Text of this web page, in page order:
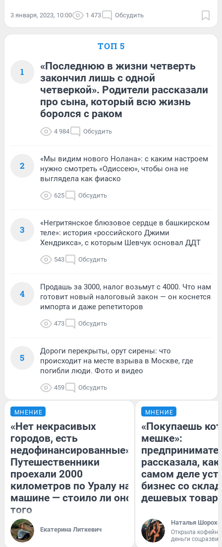
3 января, 2023, 10:00 1 473 Обсудить
ТОП 5
1
«Последнюю в жизни четверть
закончил лишь с одной
четверкой». Родители рассказали
про сына, который всю жизнь
боролся с раком
4 984 Обсудить
2
«Мы видим нового Нолана»: с каким настроем
нужно смотреть «Одиссею», чтобы она не
выглядела как фиаско
625 Обсудить
3
«Негритянское блюзовое сердце в башкирском
теле»: история «российского Джими
Хендрикса», с которым Шевчук основал ДДТ
543 Обсудить
4
Продашь за 3000, налог возьмут с 4000. Что нам
готовит новый налоговый закон — он коснется
импорта и даже репетиторов
473 Обсудить
5
Дороги перекрыты, орут сирены: что
происходит на месте взрыва в Москве, где
погибли люди. Фото и видео
459 Обсудить
МНЕНИЕ
«Нет некрасивых
городов, есть
недофинансированные».
Путешественники
проехали 2000
километров по Уралу на
машине — стоило ли оно
того
Екатерина Литкевич
МНЕНИЕ
«Покупаешь
мешке»:
рассказала, как
самом деле
бизнес со
дешевых
Наталья
Открыла
деньги